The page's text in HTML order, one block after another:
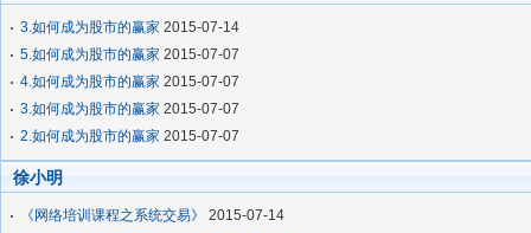
3.如何成为股市的赢家 2015-07-14
5.如何成为股市的赢家 2015-07-07
4.如何成为股市的赢家 2015-07-07
3.如何成为股市的赢家 2015-07-07
2.如何成为股市的赢家 2015-07-07
徐小明
《网络培训课程之系统交易》
2015-07-14